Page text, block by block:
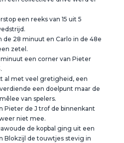
een reeks van 15 uit 5
de 28 minuut en Carlo in de 48e
zetel.
een corner van Pieter
al met veel gretigheid, een
een doelpunt maar de
van spelers.
Pieter de J trof de binnenkant
niet mee.
de kopbal ging uit een
Blokzijl de touwtjes stevig in